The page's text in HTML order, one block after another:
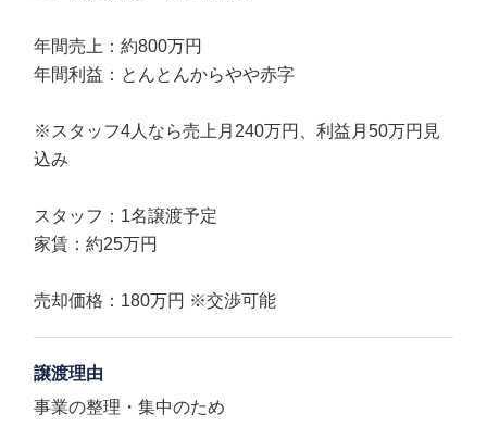
年間売上：約800万円
年間利益：とんとんからやや赤字
※スタッフ4人なら売上月240万円、利益月50万円見
込み
スタッフ：1名譲渡予定
家賃：約25万円
売却価格：180万円 ※交渉可能
譲渡理由
事業の整理・集中のため